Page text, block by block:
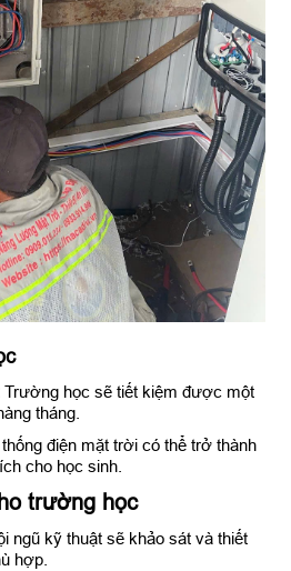
Trường học sẽ tiết kiệm được một
tháng.
thống điện mặt trời có thể trở thành
cho học sinh.
trường học
ngũ kỹ thuật sẽ khảo sát và thiết
hợp.